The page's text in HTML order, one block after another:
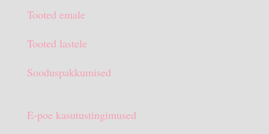
€15.90.
Tooted emale
Tooted lastele
Sooduspakkumised
E-poe kasutustingimused